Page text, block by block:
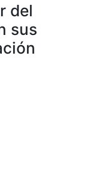
del
sus